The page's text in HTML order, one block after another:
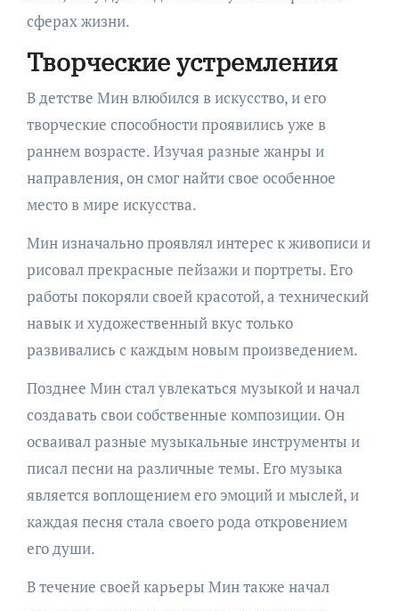
сферах жизни.
Творческие устремления
В детстве Мин влюбился в искусство, и его
творческие способности проявились уже в
раннем возрасте. Изучая разные жанры и
направления, он смог найти свое особенное
место в мире искусства.
Мин изначально проявлял интерес к живописи и
рисовал прекрасные пейзажи и портреты. Его
работы покоряли своей красотой, а технический
навык и художественный вкус только
развивались с каждым новым произведением.
Позднее Мин стал увлекаться музыкой и начал
создавать свои собственные композиции. Он
осваивал разные музыкальные инструменты и
писал песни на различные темы. Его музыка
является воплощением его эмоций и мыслей, и
каждая песня стала своего рода откровением
его души.
В течение своей карьеры Мин также начал